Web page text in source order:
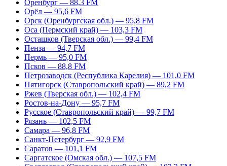
Оренбург — 88,3 FM
Орёл — 95,6 FM
Орск (Оренбургская обл.) — 95,8 FM
Оса (Пермский край) — 103,3 FM
Осташков (Тверская обл.) — 99,4 FM
Пенза — 94,7 FM
Пермь — 95,0 FM
Псков — 88,8 FM
Петрозаводск (Республика Карелия) — 101,0 FM
Пятигорск (Ставропольский край) — 89,2 FM
Ржев (Тверская обл.) — 102,4 FM
Ростов-на-Дону — 95,7 FM
Русское (Ставропольский край) — 99,7 FM
Рязань — 102,5 FM
Самара — 96,8 FM
Санкт-Петербург — 92,9 FM
Саратов — 101,1 FM
Саргатское (Омская обл.) — 107,5 FM